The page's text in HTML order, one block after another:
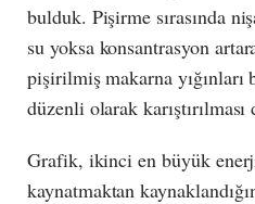
bulduk. Pişirme sırasında
su yoksa konsantrasyon
pişirilmiş makarna yığınları
düzenli olarak
Grafik, ikinci en büyük
kaynatmaktan